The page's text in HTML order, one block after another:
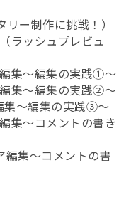
ー制作に挑戦！）
ラッシュプレビュ
集～編集の実践①～
集～編集の実践②～
集～編集の実践③～
集～コメントの書き
編集～コメントの書